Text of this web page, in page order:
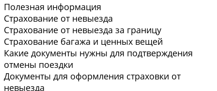
Полезная информация
Страхование от невыезда
Страхование от невыезда за границу
Страхование багажа и ценных вещей
Какие документы нужны для подтверждения
отмены поездки
Документы для оформления страховки от
невыезда